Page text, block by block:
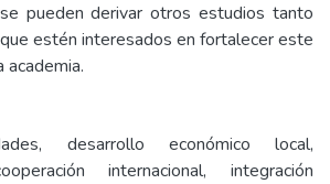
pueden derivar otros estudios tanto
estén interesados en fortalecer este
academia.
desarrollo económico local,
internacional, integración